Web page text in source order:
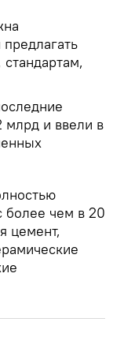
млрд и ввели в
более чем в 20
цемент,